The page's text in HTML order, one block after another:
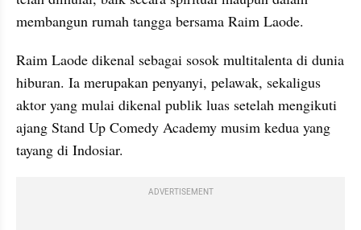
membangun rumah tangga bersama Raim Laode.
Raim Laode dikenal sebagai sosok multitalenta di dunia
hiburan. Ia merupakan penyanyi, pelawak, sekaligus
aktor yang mulai dikenal publik luas setelah mengikuti
ajang Stand Up Comedy Academy musim kedua yang
tayang di Indosiar.
ADVERTISEMENT